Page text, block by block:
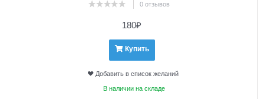
0 отзывов
180₽
Купить
Добавить в список желаний
В наличии на складе